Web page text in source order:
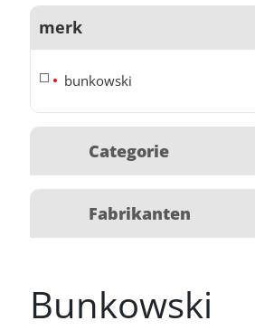
merk
bunkowski
Categorie
Fabrikanten
Bunkowski